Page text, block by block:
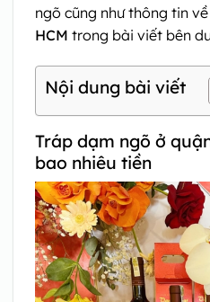
ngõ cũng như thông tin về
HCM trong bài viết bên
Nội dung bài viết
Tráp dạm ngõ ở
bao nhiêu tiền